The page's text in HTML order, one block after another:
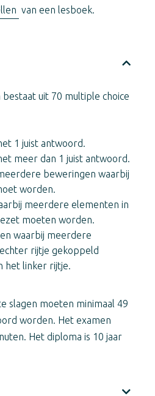
van een lesboek.
bestaat uit 70 multiple choice
1 juist antwoord.
meer dan 1 juist antwoord.
beweringen waarbij
worden.
meerdere elementen in
moeten worden.
waarbij meerdere
rijtje gekoppeld
het linker rijtje.
slagen moeten minimaal 49
worden. Het examen
Het diploma is 10 jaar